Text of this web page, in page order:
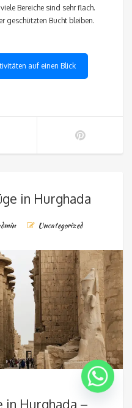
Bereiche sind sehr flach.
geschützten Bucht bleiben.
auf einen Blick
in Hurghada
Uncategorized
in Hurghada –